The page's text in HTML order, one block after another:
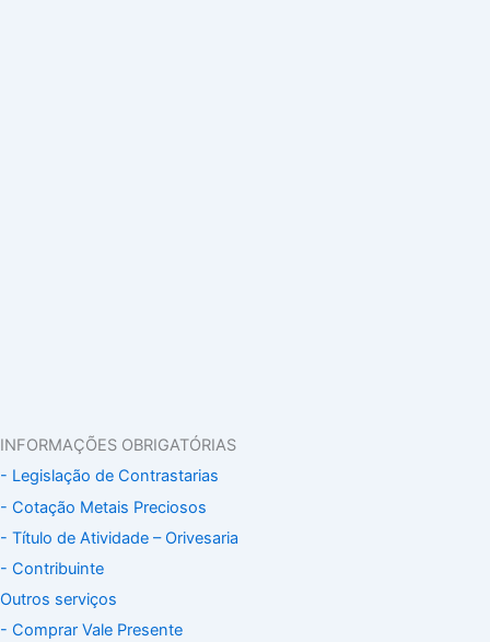
INFORMAÇÕES OBRIGATÓRIAS
- Legislação de Contrastarias
- Cotação Metais Preciosos
- Título de Atividade – Orivesaria
- Contribuinte
Outros serviços
- Comprar Vale Presente